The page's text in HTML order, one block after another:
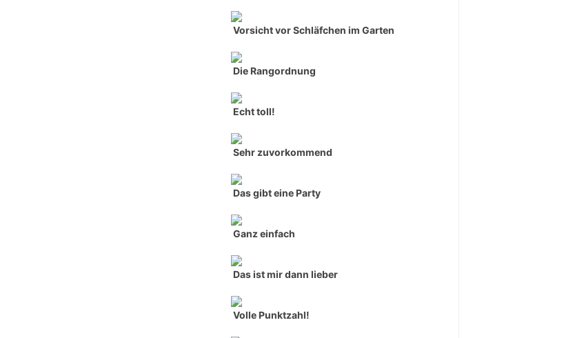
Vorsicht vor Schläfchen im Garten
Die Rangordnung
Echt toll!
Sehr zuvorkommend
Das gibt eine Party
Ganz einfach
Das ist mir dann lieber
Volle Punktzahl!